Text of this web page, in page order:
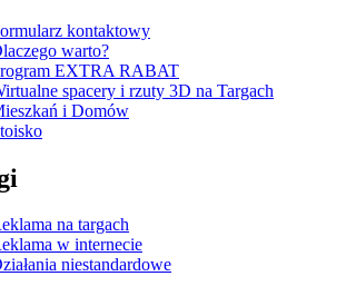
kontaktowy
warto?
EXTRA RABAT
spacery i rzuty 3D na Targach
i Domów
na targach
w internecie
niestandardowe